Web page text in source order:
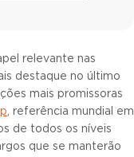
relevante nas
destaque no último
mais promissoras
, referência mundial em
de todos os níveis
que se manterão